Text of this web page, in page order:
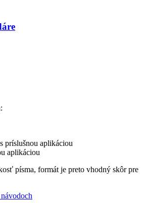
príslušnou aplikáciou
aplikáciou
písma, formát je preto vhodný skôr pre